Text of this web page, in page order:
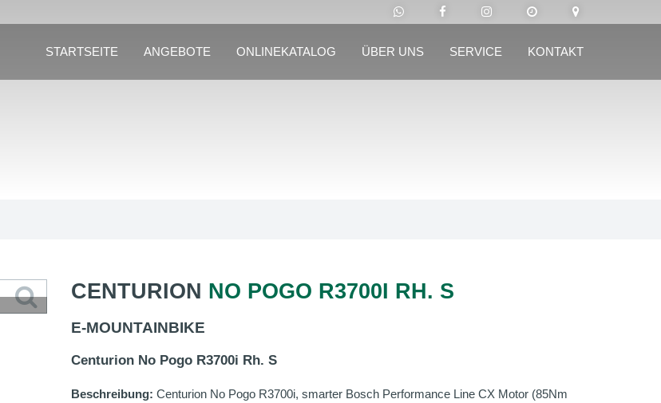
STARTSEITE ANGEBOTE ONLINEKATALOG ÜBER UNS SERVICE KONTAKT
CENTURION NO POGO R3700I RH. S
E-MOUNTAINBIKE
Centurion No Pogo R3700i Rh. S
Beschreibung: Centurion No Pogo R3700i, smarter Bosch Performance Line CX Motor (85Nm